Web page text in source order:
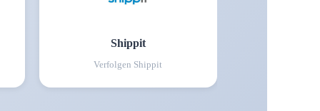
Shippit
Verfolgen Shippit